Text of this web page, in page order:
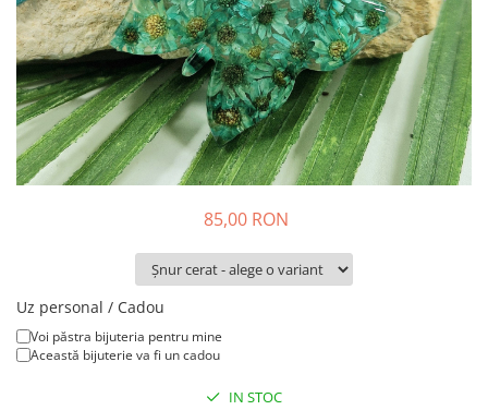
Colier / Pandantiv
Brățară
Bijuterii copii
Colier / Pandantiv
Colier de prietenie
Brățară
Colier / Pandantiv
Cercei
Set bijuterii
85,00 RON
Uz personal / Cadou
Voi păstra bijuteria pentru mine
Această bijuterie va fi un cadou
IN STOC